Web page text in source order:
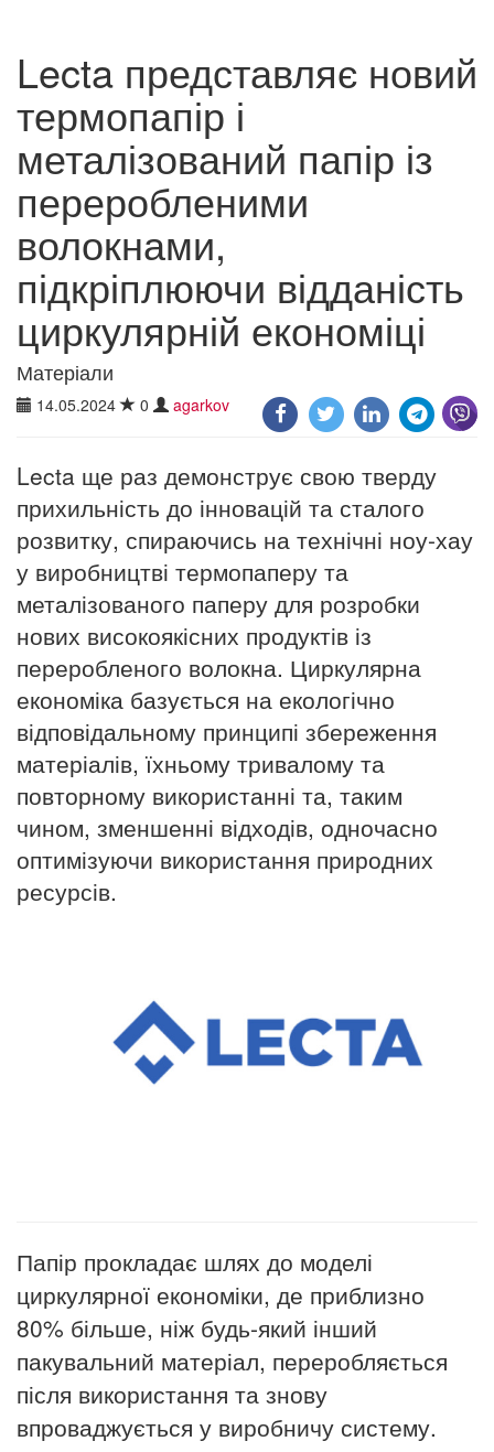
Lecta представляє новий
термопапір і
металізований папір із
переробленими
волокнами,
підкріплюючи відданість
циркулярній економіці
Матеріали
14.05.2024 0 agarkov
Lecta ще раз демонструє свою тверду
прихильність до інновацій та сталого
розвитку, спираючись на технічні ноу-хау
у виробництві термопаперу та
металізованого паперу для розробки
нових високоякісних продуктів із
переробленого волокна. Циркулярна
економіка базується на екологічно
відповідальному принципі збереження
матеріалів, їхньому тривалому та
повторному використанні та, таким
чином, зменшенні відходів, одночасно
оптимізуючи використання природних
ресурсів.
Папір прокладає шлях до моделі
циркулярної економіки, де приблизно
80% більше, ніж будь-який інший
пакувальний матеріал, переробляється
після використання та знову
впроваджується у виробничу систему.